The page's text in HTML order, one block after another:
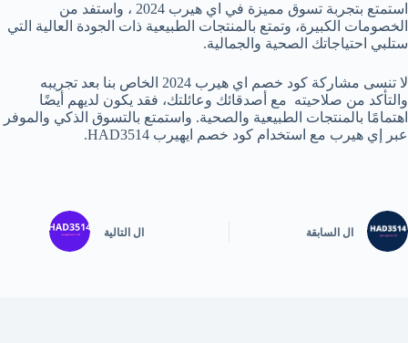
استمتع بتجربة تسوق مميزة في اي هيرب 2024 ، واستفد من
الخصومات الكبيرة، وتمتع بالمنتجات الطبيعية ذات الجودة العالية التي
ستلبي احتياجاتك الصحية والجمالية.
لا تنسى مشاركة كود خصم اي هيرب 2024 الخاص بنا بعد تجريبه
والتأكد من صلاحيته مع أصدقائك وعائلتك، فقد يكون لديهم أيضًا
اهتمامًا بالمنتجات الطبيعية والصحية. واستمتع بالتسوق الذكي والموفر
عبر إي هيرب مع استخدام كود خصم ايهيرب HAD3514.
ال السابقة ال التالية